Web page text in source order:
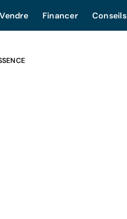
Vendre Financer Conseils